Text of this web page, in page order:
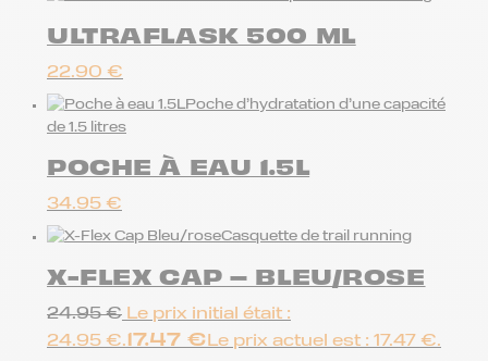
ULTRAFLASK 500 ML
22.90 €
Poche d’hydratation d’une capacité
de 1.5 litres
POCHE À EAU 1.5L
34.95 €
Casquette de trail running
X-FLEX CAP – BLEU/ROSE
24.95€ Le prix initial était :
24.95 €.17.47 €Le prix actuel est : 17.47 €.